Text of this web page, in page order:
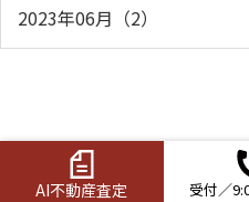
2023年06月（2）
AI不動産査定 受付／